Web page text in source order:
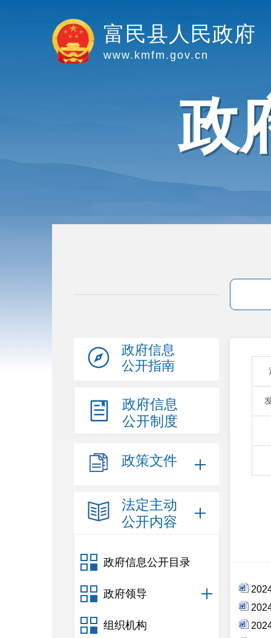
富民县人民政府
www.kmfm.gov.cn
政
政府信息
公开指南
政府信息
公开制度
政策文件
法定主动
公开内容
政府信息公开目录
政府领导
组织机构